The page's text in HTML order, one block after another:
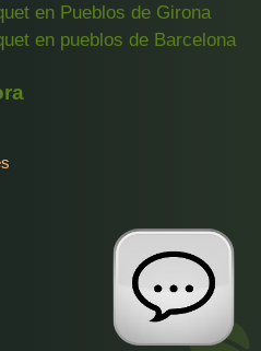
en Pueblos de Girona
en pueblos de Barcelona